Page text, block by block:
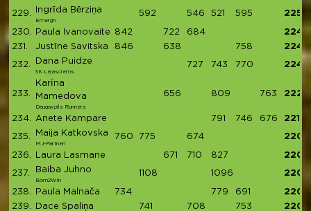
229. Ingrīda Bērziņa
Emergn
592 546 521 595 2254
230. Paula Ivanovaite 842 722 684
2248
231.
Justīne Savitska 846 638 758 2242
232. Dana Puidze
SK Lejasciems
727 743 770 2240
233.
Karīna
Mamedova
Daugavpils Runners
656 809 763 2228
234. Anete Kampare 791 746 676 2213
235. Maija Katkovska
MJ-Partneri
760 775 674 2209
236. Laura Lasmane 671 710 827 2208
237. Baiba Juhno
Born2Win
1108 1096 2204
238. Paula Malnača 734 779 691
2204
239.
Dace Spaliņa 741 708 753 2202